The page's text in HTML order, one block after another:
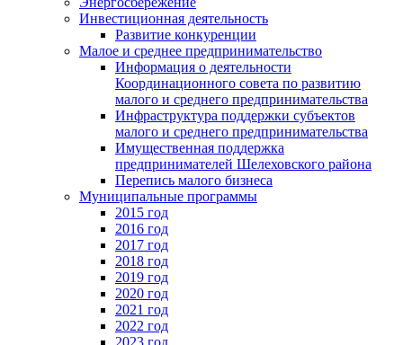
Инвестиционная деятельность
Развитие конкуренции
Малое и среднее предпринимательство
Информация о деятельности
Координационного совета по развитию
малого и среднего предпринимательства
Инфраструктура поддержки субъектов
малого и среднего предпринимательства
Имущественная поддержка
предпринимателей Шелеховского района
Перепись малого бизнеса
Муниципальные программы
2015 год
2016 год
2017 год
2018 год
2019 год
2020 год
2021 год
2022 год
2023 год